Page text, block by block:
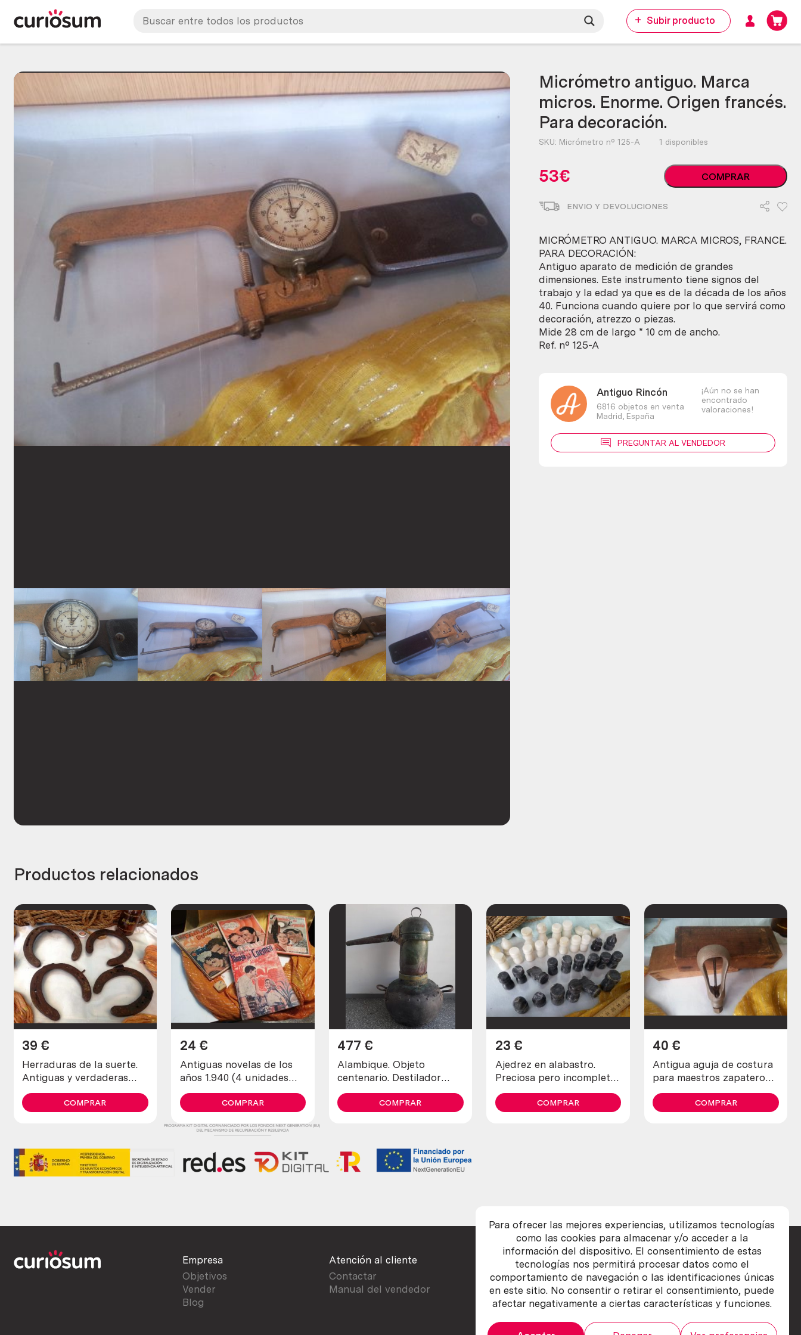
Para ofrecer las mejores experiencias, utilizamos tecnologías
como las cookies para almacenar y/o acceder a la
información del dispositivo. El consentimiento de estas
tecnologías nos permitirá procesar datos como el
comportamiento de navegación o las identificaciones únicas
en este sitio. No consentir o retirar el consentimiento, puede
afectar negativamente a ciertas características y funciones.
Subir producto
Micrómetro antiguo. Marca
micros. Enorme. Origen francés.
Para decoración.
SKU: Micrómetro nº 125-A 1 disponibles
53€
Micrómetro
antiguo.
micros.
Origen
Para
decoración.
cantidad
COMPRAR
ENVIO Y DEVOLUCIONES
MICRÓMETRO ANTIGUO. MARCA MICROS, FRANCE.
PARA DECORACIÓN:
Antiguo aparato de medición de grandes
dimensiones. Este instrumento tiene signos del
trabajo y la edad ya que es de la década de los años
40. Funciona cuando quiere por lo que servirá como
decoración, atrezzo o piezas.
Mide 28 cm de largo * 10 cm de ancho.
Ref. nº 125-A
Antiguo Rincón
6816 objetos en venta
Madrid, España
¡Aún no se han
encontrado
valoraciones!
PREGUNTAR AL VENDEDOR
Productos relacionados
Herraduras de la suerte.
Antiguas y verdaderas
(lote de 4 unidades)
39 €
COMPRAR
Antiguas novelas de los
años 1.940 (4 unidades
diferentes)
24 €
COMPRAR
Alambique. Objeto
centenario. Destilador
fabricado en pesado
cobre. 80 litros.
477 €
COMPRAR
Ajedrez en alabastro.
Preciosa pero incompleta
y en mal estado.
23 €
COMPRAR
Antigua aguja de costura
para maestros zapateros y
curtidores. Años 30
40 €
COMPRAR
Empresa
Objetivos
Vender
Blog
Atención al cliente
Contactar
Manual del vendedor